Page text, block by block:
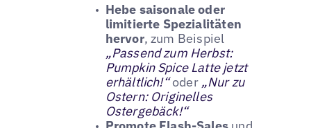
Hebe saisonale oder
limitierte Spezialitäten
hervor, zum Beispiel
„Passend zum Herbst:
Pumpkin Spice Latte jetzt
erhältlich!“oder „Nur zu
Ostern: Originelles
Ostergebäck!“